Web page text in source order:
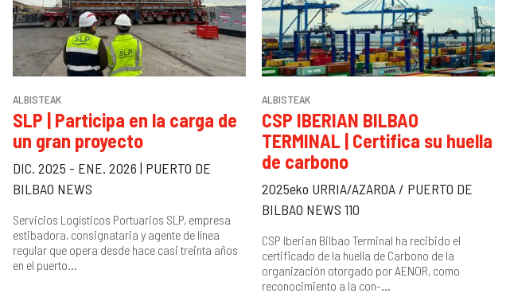
ALBISTEAK
SLP | Participa en la carga de
un gran proyecto
DIC. 2025 - ENE. 2026 | PUERTO DE
BILBAO NEWS
Servicios Logísticos Portuarios SLP, empresa
estibadora, consignataria y agente de línea
regular que opera desde hace casi treinta años
en el puerto...
ALBISTEAK
CSP IBERIAN BILBAO
TERMINAL | Certifica su huella
de carbono
2025eko URRIA/AZAROA / PUERTO DE
BILBAO NEWS 110
CSP Iberian Bilbao Terminal ha recibido el
certificado de la huella de Carbono de la
organización otorgado por AENOR, como
reconocimiento a la con-...